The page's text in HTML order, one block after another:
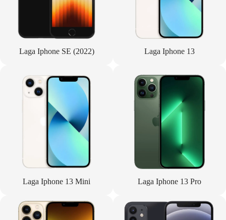
Laga Iphone SE (2022) Laga Iphone 13
Laga Iphone 13 Mini Laga Iphone 13 Pro